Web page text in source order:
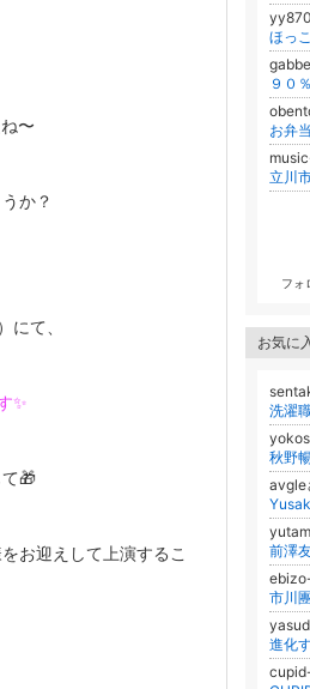
〜
か？
にて、
✨
🎁
お迎えして上演するこ
ほっ
お弁
フォ
お気に
avgle
前澤
市川
進化